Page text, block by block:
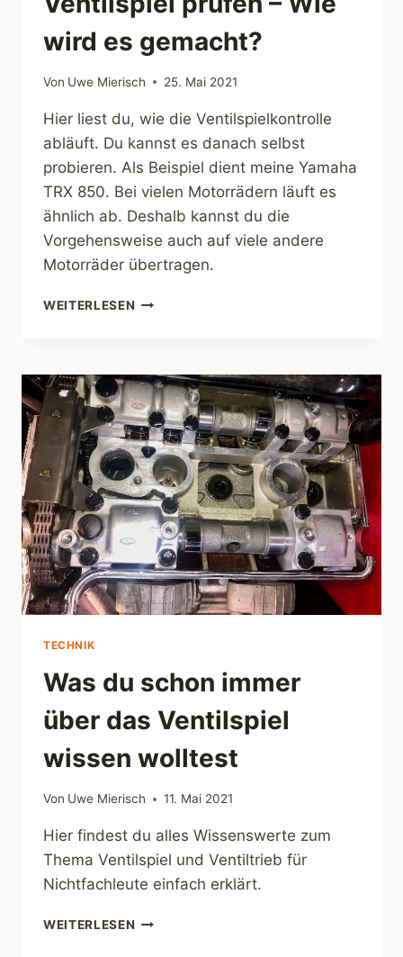
wird es gemacht?
Von Uwe Mierisch 25. Mai 2021
Hier liest du, wie die Ventilspielkontrolle
abläuft. Du kannst es danach selbst
probieren. Als Beispiel dient meine Yamaha
TRX 850. Bei vielen Motorrädern läuft es
ähnlich ab. Deshalb kannst du die
Vorgehensweise auch auf viele andere
Motorräder übertragen.
WEITERLESEN VENTILSPIEL
WIRD
ES
GEMACHT?
TECHNIK
Was du schon immer
über das Ventilspiel
wissen wolltest
Von Uwe Mierisch 11. Mai 2021
Hier findest du alles Wissenswerte zum
Thema Ventilspiel und Ventiltrieb für
Nichtfachleute einfach erklärt.
WEITERLESEN WAS